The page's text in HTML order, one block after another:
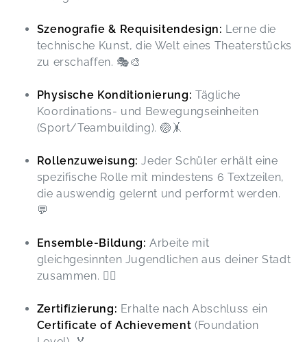
Szenografie & Requisitendesign: Lerne die
technische Kunst, die Welt eines Theaterstücks
zu erschaffen. 🎭🎨
Physische Konditionierung: Tägliche
Koordinations- und Bewegungseinheiten
(Sport/Teambuilding). 🏐🤸
Rollenzuweisung: Jeder Schüler erhält eine
spezifische Rolle mit mindestens 6 Textzeilen,
die auswendig gelernt und performt werden.
💬
Ensemble-Bildung: Arbeite mit
gleichgesinnten Jugendlichen aus deiner Stadt
zusammen. 👯‍♀️
Zertifizierung: Erhalte nach Abschluss ein
Certificate of Achievement (Foundation